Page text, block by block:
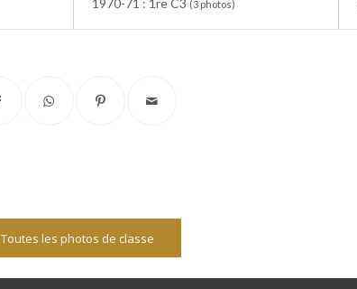
1970-71 : 1re C3 (3 photos)
Toutes les photos de classe